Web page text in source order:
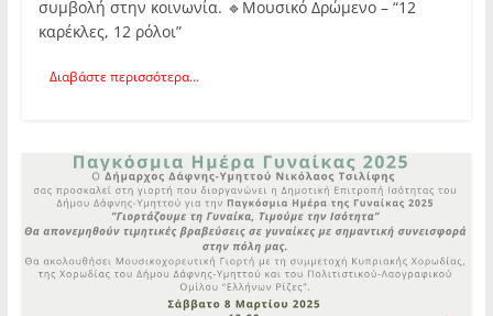
συμβολή στην κοινωνία. 🔹Μουσικό Δρώμενο – “12
καρέκλες, 12 ρόλοι”
Διαβάστε περισσότερα...